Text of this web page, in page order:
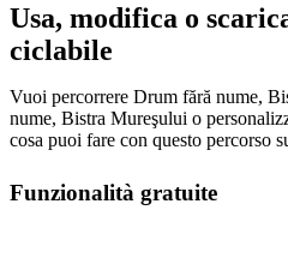
Usa, modifica o
ciclabile
Vuoi percorrere Drum fără nume,
nume, Bistra Mureşului o
cosa puoi fare con questo percorso
Funzionalità gratuite